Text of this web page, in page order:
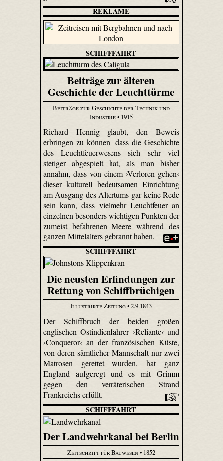
REKLAME
SCHIFFFAHRT
Beiträge zur älteren
Geschichte der Leuchttürme
Beiträge zur Geschichte der Technik und
Industrie• 1915
Richard Hennig glaubt, den Beweis
erbringen zu können, dass die Geschichte
des Leuchtfeuerwesens sich sehr viel
stetiger abgespielt hat, als man bisher
annahm, dass von einem ›Verloren gehen‹
dieser kulturell bedeutsamen Einrichtung
am Ausgang des Altertums gar keine Rede
sein kann, dass vielmehr Leuchtfeuer an
einzelnen besonders wichtigen Punkten der
zumeist befahrenen Meere während des
ganzen Mittelalters gebrannt haben.
SCHIFFFAHRT
Die neusten Erfindungen zur
Rettung von Schiffbrüchigen
Illustrirte Zeitung• 2.9.1843
Der Schiffbruch der beiden großen
englischen Ostindienfahrer ›Reliante‹ und
›Conqueror‹ an der französischen Küste,
von deren sämtlicher Mannschaft nur zwei
Matrosen gerettet wurden, hat ganz
England aufgeregt und es mit Grimm
gegen den verräterischen Strand
Frankreichs erfüllt.
SCHIFFFAHRT
Der Landwehrkanal bei Berlin
Zeitschrift für Bauwesen• 1852